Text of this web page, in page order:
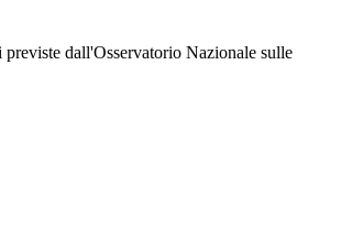
dall'Osservatorio Nazionale sulle